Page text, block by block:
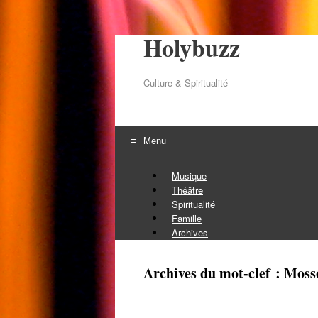
Holybuzz
Culture & Spiritualité
Menu
Musique
Théâtre
Spiritualité
Famille
Archives
Archives du mot-clef :